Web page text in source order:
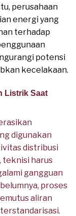
perusahaan
energi yang
terhadap
potensi
kecelakaan.
Listrik Saat
digunakan
distribusi
teknisi harus
gangguan
proses
aliran